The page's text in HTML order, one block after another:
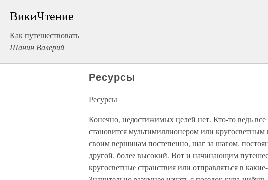
ВикиЧтение
Как путешествовать
Шанин Валерий
Ресурсы
Ресурсы
Конечно, недостижимых целей нет. Кто-то ведь
становится мультимиллионером или
своим вершинам постепенно, шаг за шагом,
другой, более высокий. Вот и начинающим
кругосветные странствия или отправляться в